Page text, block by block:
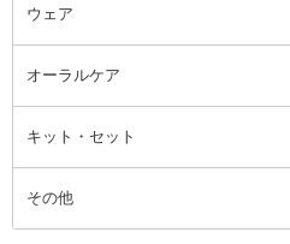
ツィザー・毛抜き
カミソリ
ファンデーション・パウダーケー
ス
ミラー・鏡
絆創膏
ヘアバンド
ヘッドマッサージブラシ
柔軟剤
ルームフレグランス・ディフュー
ザー
アロマキャンドル
消臭剤・芳香剤
美容家電全て
ボディケア美容家電
その他美容家電
ウェア
ウェア全て
レッグウェア
オーラルケア
オーラルケア全て
歯ブラシ
キット・セット
キット・セット全て
その他